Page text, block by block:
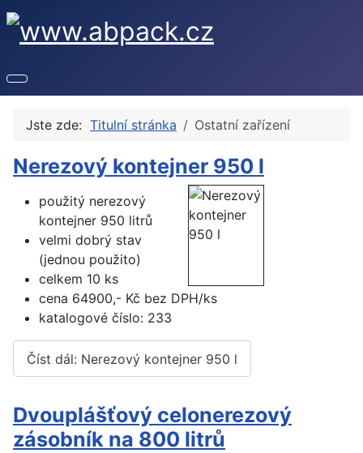
Jste zde: Titulní stránka Ostatní zařízení
Nerezový kontejner 950 l
použitý nerezový
kontejner 950 litrů
velmi dobrý stav
(jednou použito)
celkem 10 ks
cena 64900,- Kč bez DPH/ks
katalogové číslo: 233
Číst dál: Nerezový kontejner 950 l
Dvouplášťový celonerezový
zásobník na 800 litrů